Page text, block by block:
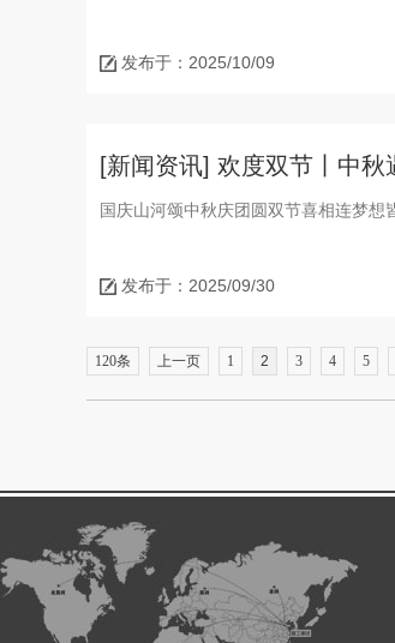
发布于：2025/10/09
[新闻资讯] 欢度双节丨中秋
国庆山河颂中秋庆团圆双节喜相连梦
发布于：2025/09/30
120条 上一页 1 2 3 4 5